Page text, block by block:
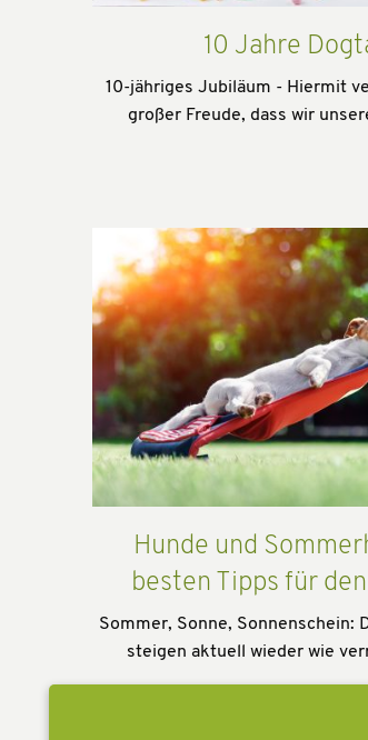
10 Jahre
10-jähriges Jubiläum - Hiermit
großer Freude, dass wir
Hunde und
besten Tipps für
Sommer, Sonne, Sonnenschein:
steigen aktuell wieder wie